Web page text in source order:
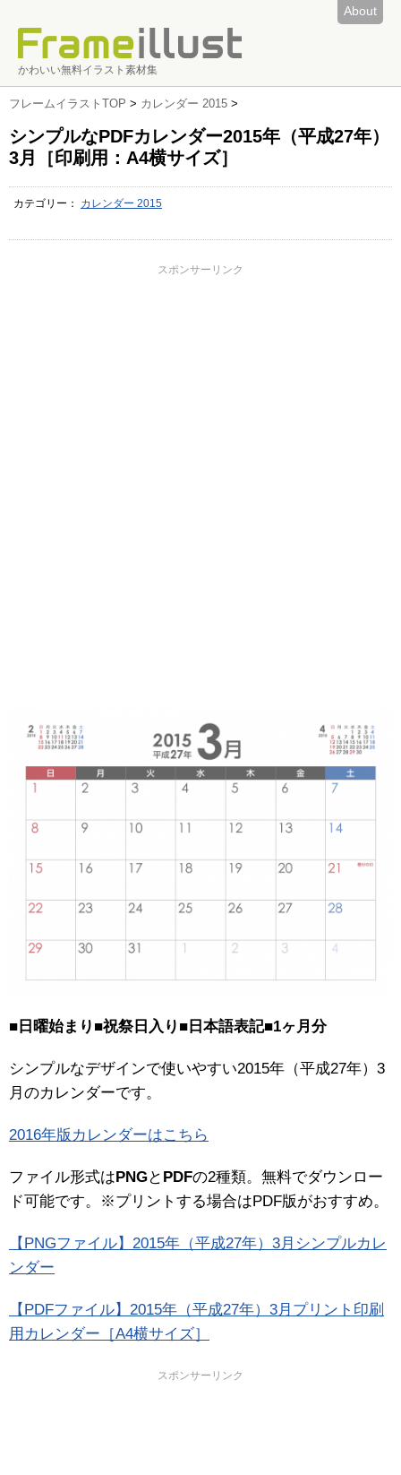
About
かわいい無料イラスト素材集
フレームイラストTOP > カレンダー 2015 >
シンプルなPDFカレンダー2015年（平成27年）
3月［印刷用：A4横サイズ］
カテゴリー： カレンダー 2015
スポンサーリンク
■日曜始まり■祝祭日入り■日本語表記■1ヶ月分
シンプルなデザインで使いやすい2015年（平成27年）3
月のカレンダーです。
2016年版カレンダーはこちら
ファイル形式はPNGと PDFの2種類。無料でダウンロー
ド可能です。※プリントする場合はPDF版がおすすめ。
【PNGファイル】2015年（平成27年）3月シンプルカレ
ンダー
【PDFファイル】2015年（平成27年）3月プリント印刷
用カレンダー［A4横サイズ］
スポンサーリンク